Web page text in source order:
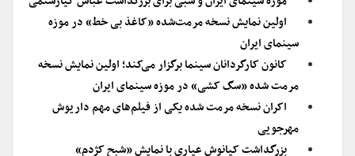
اولین نمایش نسخه مرمت‌شده «کاغذ بی خط» در موزه
سینمای ایران
کانون کارگردانان سینما برگزار می‌کند؛ اولین نمایش نسخه
مرمت شده «سگ کشی» در موزه سینمای ایران
اکران نسخه مرمت شده یکی از فیلم‌های مهم داریوش
مهرجویی
بزرگداشت کیانوش عیاری با نمایش «شبح کژدم»